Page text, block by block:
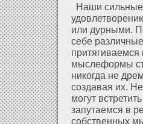
Наши
или дурными.
себе
мыслефοрмы
никогда не
создавая их.
могут
запутаемся в
собственных